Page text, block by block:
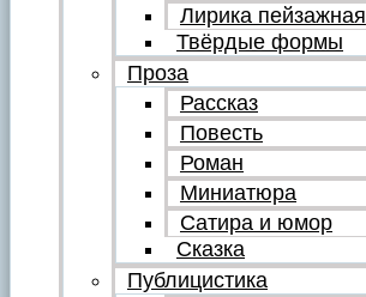
Лирика пейзажная
Твёрдые формы
Проза
Рассказ
Повесть
Роман
Миниатюра
Сатира и юмор
Сказка
Публицистика